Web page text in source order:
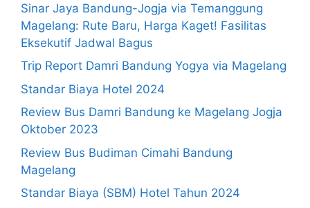
Sinar Jaya Bandung-Jogja via Temanggung
Magelang: Rute Baru, Harga Kaget! Fasilitas
Eksekutif Jadwal Bagus
Trip Report Damri Bandung Yogya via Magelang
Standar Biaya Hotel 2024
Review Bus Damri Bandung ke Magelang Jogja
Oktober 2023
Review Bus Budiman Cimahi Bandung
Magelang
Standar Biaya (SBM) Hotel Tahun 2024